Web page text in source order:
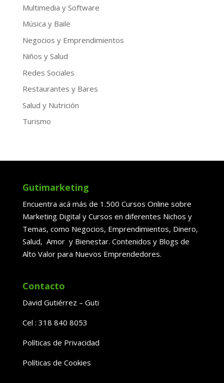
Multimedia y Software
Música y Baile
Negocios y Emprendimientos
Niños y Salud
Redes Sociales
Restaurantes y Bares
Salud y Nutrición
Turismo
Gutimarketing
Encuentra acá más de 1.500 Cursos Online sobre
Marketing Digital y Cursos en diferentes Nichos y
Temas, como Negocios, Emprendimientos, Dinero,
Salud, Amor y Bienestar. Contenidos y Blogs de
Alto Valor para Nuevos Emprendedores.
Contacto
David Gutiérrez – Guti
Cel : 318 840 8053
Políticas de Privacidad
Políticas de Cookies